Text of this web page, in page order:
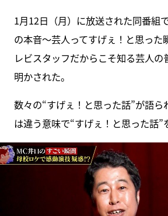
1月12日（月）に放送された同番組
の本音～芸人ってすげぇ！と思った
レビスタッフだからこそ知る芸人
明かされた。
数々の“すげぇ！と思った話”が語ら
は違う意味で“すげぇ！と思った話”